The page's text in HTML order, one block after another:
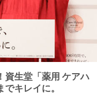
資生堂「薬用 ケアハ
キレイに。